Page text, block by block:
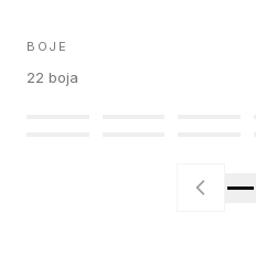
BOJE
22 boja